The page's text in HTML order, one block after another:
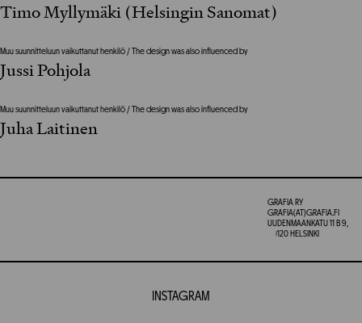
Timo Myllymäki (Helsingin Sanomat)
Muu suunnitteluun vaikuttanut henkilö / The design was also influenced by
Jussi Pohjola
Muu suunnitteluun vaikuttanut henkilö / The design was also influenced by
Juha Laitinen
GRAFIA RY
GRAFIA(AT)GRAFIA.FI
UUDENMAANKATU 11 B 9,
00120 HELSINKI
INSTAGRAM